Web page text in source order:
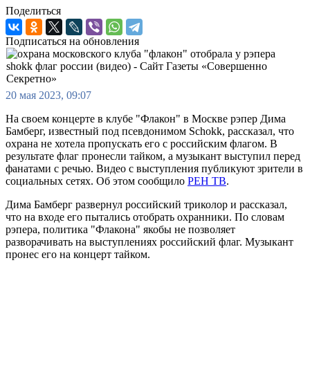
Поделиться
Подписаться на обновления
20 мая 2023, 09:07
На своем концерте в клубе "Флакон" в Москве рэпер Дима
Бамберг, известный под псевдонимом Schokk, рассказал, что
охрана не хотела пропускать его с российским флагом. В
результате флаг пронесли тайком, а музыкант выступил перед
фанатами с речью. Видео с выступления публикуют зрители в
социальных сетях. Об этом сообщило РЕН ТВ.
Дима Бамберг развернул российский триколор и рассказал,
что на входе его пытались отобрать охранники. По словам
рэпера, политика "Флакона" якобы не позволяет
разворачивать на выступлениях российский флаг. Музыкант
пронес его на концерт тайком.